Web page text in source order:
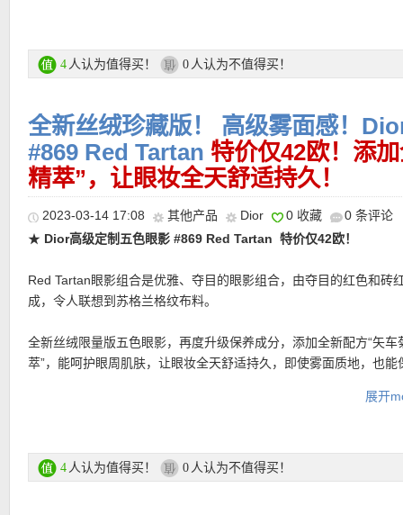
志性的千鸟格纹，将品牌的时装基因悄悄藏在香氛之中。
★注意她家目前付款方式有所调整
，可以选择Klarna付款方式，和
Rechnung付款一样，商品寄出后会通过Email发给你Rechnung，
天内转账就行
图片来自：小红书@咕噜仔
4 人认为值得买！ 0 人认为不值得买！
全新丝绒珍藏版！ 高级雾面感！
#869 Red Tartan ​​​ 特价仅42欧！添
精萃”，让眼妆全天舒适持久！
2023-03-14 17:08 其他产品 Dior 0 收藏
0 条评论
★ Dior高级定制五色眼影 #869 Red Tartan ​​​ 特价仅42欧！
Red Tartan眼影组合是优雅、夺目的眼影组合，由夺目的红色和砖
成，令人联想到苏格兰格纹布料。
全新丝绒限量版五色眼影，再度升级保养成分，添加全新配方“矢车
萃”，能呵护眼周肌肤，让眼妆全天舒适持久，即使雾面质地，也能
质地的《迪奥经典五色眼影 丝绒限量版》。全新细緻的雾面粉盒、
展开
4 人认为值得买！ 0 人认为不值得买！